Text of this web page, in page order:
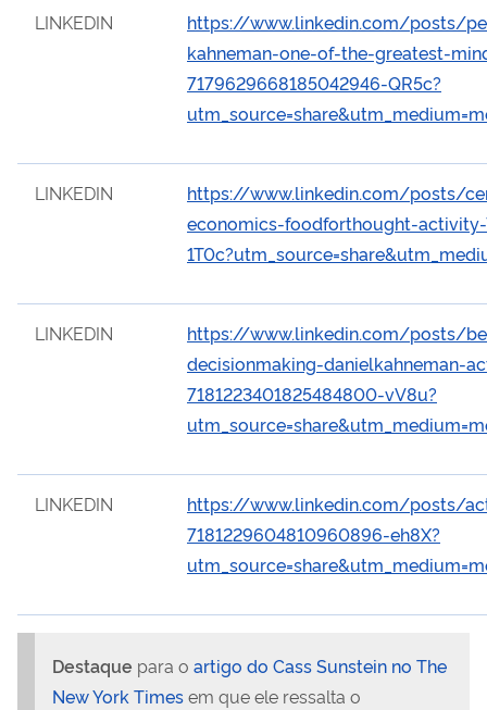
LINKEDIN
https://www.linkedin.com/posts/
kahneman-one-of-the-greatest-
7179629668185042946-QR5c?
LINKEDIN
https://www.linkedin.com/posts/
economics-foodforthought-activity-
LINKEDIN
https://www.linkedin.com/posts/
decisionmaking-danielkahneman-
7181223401825484800-vV8u?
LINKEDIN
https://www.linkedin.com/posts/
7181229604810960896-eh8X?
Destaque para o artigo do Cass Sunstein no The
New York Timesem que ele ressalta o